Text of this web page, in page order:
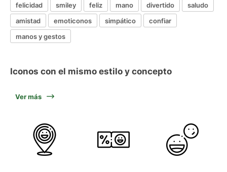
felicidad smiley feliz mano divertido
saludo
amistad
emoticonos simpático
confiar
manos y gestos
Iconos con el mismo estilo y concepto
Ver más